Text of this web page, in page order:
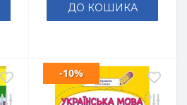
ДО КОШИКА
-10%